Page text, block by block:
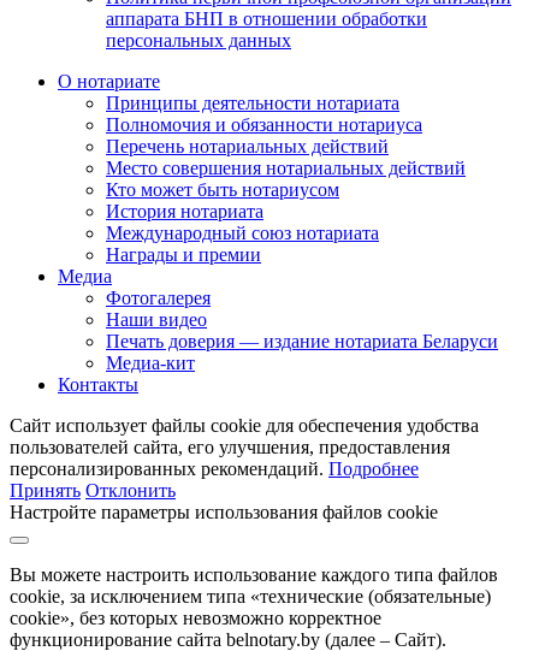
аппарата БНП в отношении обработки
персональных данных
О нотариате
Принципы деятельности нотариата
Полномочия и обязанности нотариуса
Перечень нотариальных действий
Место совершения нотариальных действий
Кто может быть нотариусом
История нотариата
Международный союз нотариата
Награды и премии
Медиа
Фотогалерея
Наши видео
Печать доверия — издание нотариата Беларуси
Медиа-кит
Контакты
Сайт использует файлы cookie для обеспечения удобства
пользователей сайта, его улучшения, предоставления
персонализированных рекомендаций. Подробнее
Принять Отклонить
Настройте параметры использования файлов cookie
Вы можете настроить использование каждого типа файлов
cookie, за исключением типа «технические (обязательные)
cookie», без которых невозможно корректное
функционирование сайта belnotary.by (далее – Сайт).